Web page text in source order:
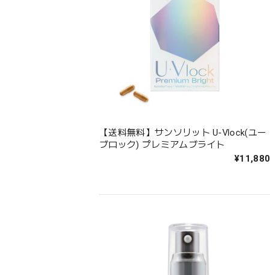
【送料無料】サンソリット U-Vlock(ユー
ブロック) プレミアムブライト
¥11,880